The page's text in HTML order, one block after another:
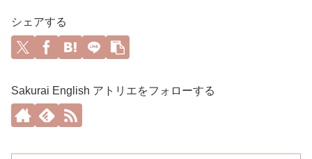
シェアする
Sakurai English アトリエをフォローする